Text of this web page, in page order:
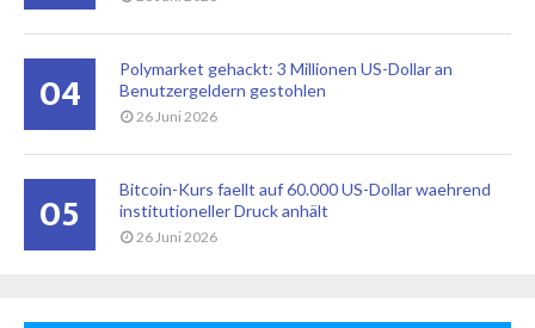
04
Polymarket gehackt: 3 Millionen US-Dollar an
Benutzergeldern gestohlen
26 Juni 2026
05
Bitcoin-Kurs faellt auf 60.000 US-Dollar waehrend
institutioneller Druck anhält
26 Juni 2026